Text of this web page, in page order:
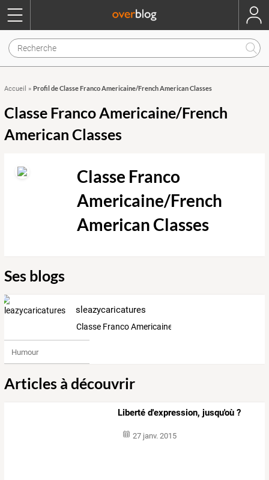
Accueil » Profil de Classe Franco Americaine/French American Classes
Classe Franco Americaine/French
American Classes
Classe Franco
Americaine/French
American Classes
Ses blogs
sleazycaricatures
Classe Franco Americaine/French American
Humour
Articles à découvrir
Liberté d'expression, jusqu'où ?
27 janv. 2015